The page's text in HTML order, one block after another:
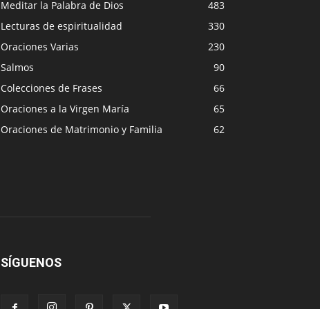
Meditar la Palabra de Dios
483
Lecturas de espiritualidad
330
Oraciones Varias
230
Salmos
90
Colecciones de Frases
66
Oraciones a la Virgen María
65
Oraciones de Matrimonio y Familia
62
SÍGUENOS